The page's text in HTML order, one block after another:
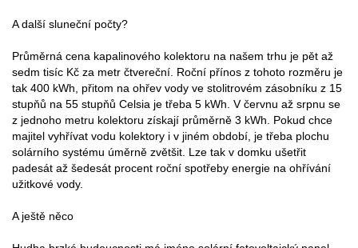
A další sluneční počty?
Průměrná cena kapalinového kolektoru na našem trhu je pět až
sedm tisíc Kč za metr čtvereční. Roční přínos z tohoto rozměru je
tak 400 kWh, přitom na ohřev vody ve stolitrovém zásobníku z 15
stupňů na 55 stupňů Celsia je třeba 5 kWh. V červnu až srpnu se
z jednoho metru kolektoru získají průměrně 3 kWh. Pokud chce
majitel vyhřívat vodu kolektory i v jiném období, je třeba plochu
solárního systému úměrně zvětšit. Lze tak v domku ušetřit
padesát až šedesát procent roční spotřeby energie na ohřívání
užitkové vody.
A ještě něco